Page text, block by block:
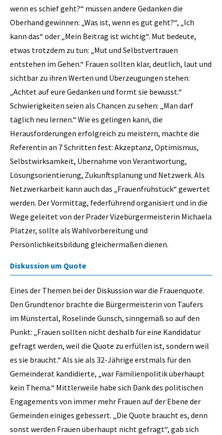
wenn es schief geht?“ müssen andere Gedanken die
Oberhand gewinnen: „Was ist, wenn es gut geht?“, „Ich
kann das“ oder „Mein Beitrag ist wichtig“. Mut bedeute,
etwas trotzdem zu tun: „Mut und Selbstvertrauen
entstehen im Gehen.“ Frauen sollten klar, deutlich, laut und
sichtbar zu ihren Werten und Überzeugungen stehen:
„Achtet auf eure Gedanken und formt sie bewusst.“
Schwierigkeiten seien als Chancen zu sehen: „Man darf
täglich neu lernen.“ Wie es gelingen kann, die
Herausforderungen erfolgreich zu meistern, machte die
Referentin an 7 Schritten fest: Akzeptanz, Optimismus,
Selbstwirksamkeit, Übernahme von Verantwortung,
Lösungsorientierung, Zukunftsplanung und Netzwerk. Als
Netzwerkarbeit kann auch das „Frauenfrühstück“ gewertet
werden. Der Vormittag, federführend organisiert und in die
Wege geleitet von der Prader Vizebürgermeisterin Michaela
Platzer, sollte als Wahlvorbereitung und
Persönlichkeitsbildung gleichermaßen dienen.
Diskussion um Quote
Eines der Themen bei der Diskussion war die Frauenquote.
Den Grundtenor brachte die Bürgermeisterin von Taufers
im Münstertal, Roselinde Gunsch, sinngemäß so auf den
Punkt: „Frauen sollten nicht deshalb für eine Kandidatur
gefragt werden, weil die Quote zu erfüllen ist, sondern weil
es sie braucht.“ Als sie als 32-Jährige erstmals für den
Gemeinderat kandidierte, „war Familienpolitik überhaupt
kein Thema.“ Mittlerweile habe sich Dank des politischen
Engagements von immer mehr Frauen auf der Ebene der
Gemeinden einiges gebessert. „Die Quote braucht es, denn
sonst werden Frauen überhaupt nicht gefragt“, gab sich